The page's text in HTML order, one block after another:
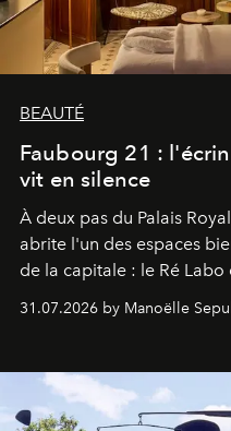
BEAUTÉ
Faubourg 21 :
vit en silence
À deux pas du Palais
abrite l'un des espaces
de la capitale : le Ré Labo
31.07.2026 by Manoëlle